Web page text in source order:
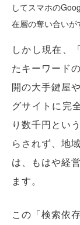
してスマホの
在層の奪い合いが
しかし現在、
たキーワード
開の大手鍵屋
グサイトに完
り数千円とい
らされず、地
は、もはや経
ます。
この「検索依